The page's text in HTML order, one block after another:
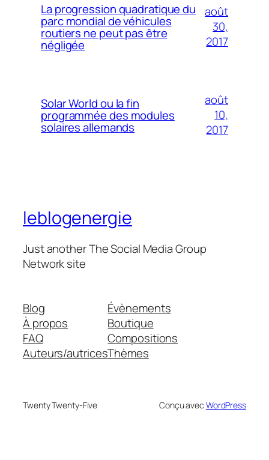
La progression quadratique du
parc mondial de véhicules
routiers ne peut pas être
négligée
août
30,
2017
Solar World ou la fin
programmée des modules
solaires allemands
août
10,
2017
leblogenergie
Just another The Social Media Group
Network site
Blog
À propos
FAQ
Auteurs/autrices
Évènements
Boutique
Compositions
Thèmes
Twenty Twenty-Five Conçu avec WordPress